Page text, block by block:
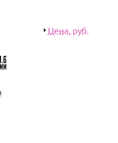
Показать
Цена, руб.